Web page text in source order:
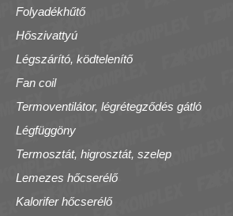
Folyadékhűtő
Hőszivattyú
Légszárító, ködtelenítő
Fan coil
Termoventilátor, légrétegződés gátló
Légfüggöny
Termosztát, higrosztát, szelep
Lemezes hőcserélő
Kalorifer hőcserélő